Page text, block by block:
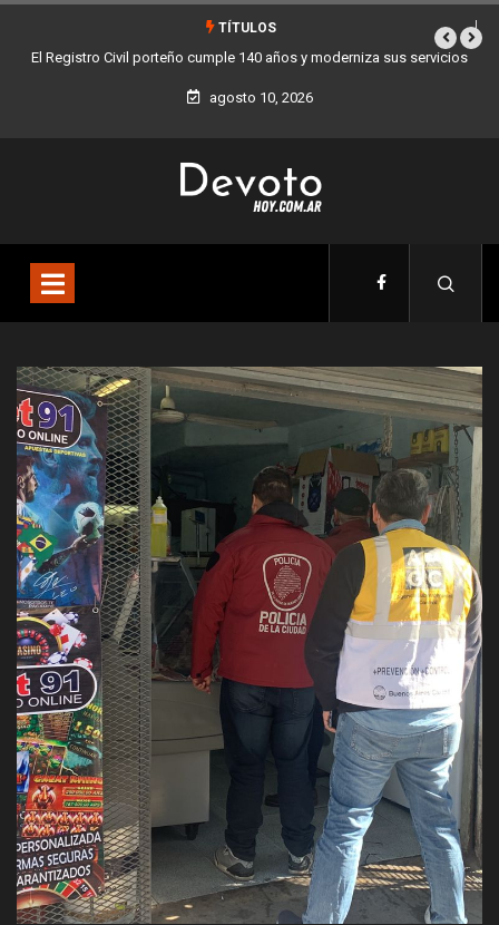
TÍTULOS
moderniza sus servicios Buenos Aires sumó 12 nuevos Bares Notables y ya
agosto 10, 2026